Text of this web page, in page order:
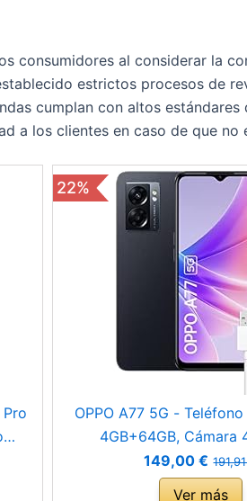
consumidores al considerar la
estrictos procesos de
cumplan con altos
a los clientes en caso de que no
22%
OPPO A77 5G -
4GB+64GB, Cámara
Smartphone Android,
Batería 5000mAh, Carga
149,00 €
Ver más